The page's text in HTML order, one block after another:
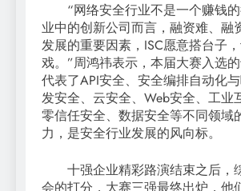
“网络安全行业不是一个赚钱的
业中的创新公司而言，融资难、融
发展的重要因素，ISC愿意搭台子
戏。”周鸿祎表示，本届大赛入选
代表了API安全、安全编排自动化
发安全、云安全、Web安全、工业
零信任安全、数据安全等不同领域
力，是安全行业发展的风向标。
十强企业精彩路演结束之后，